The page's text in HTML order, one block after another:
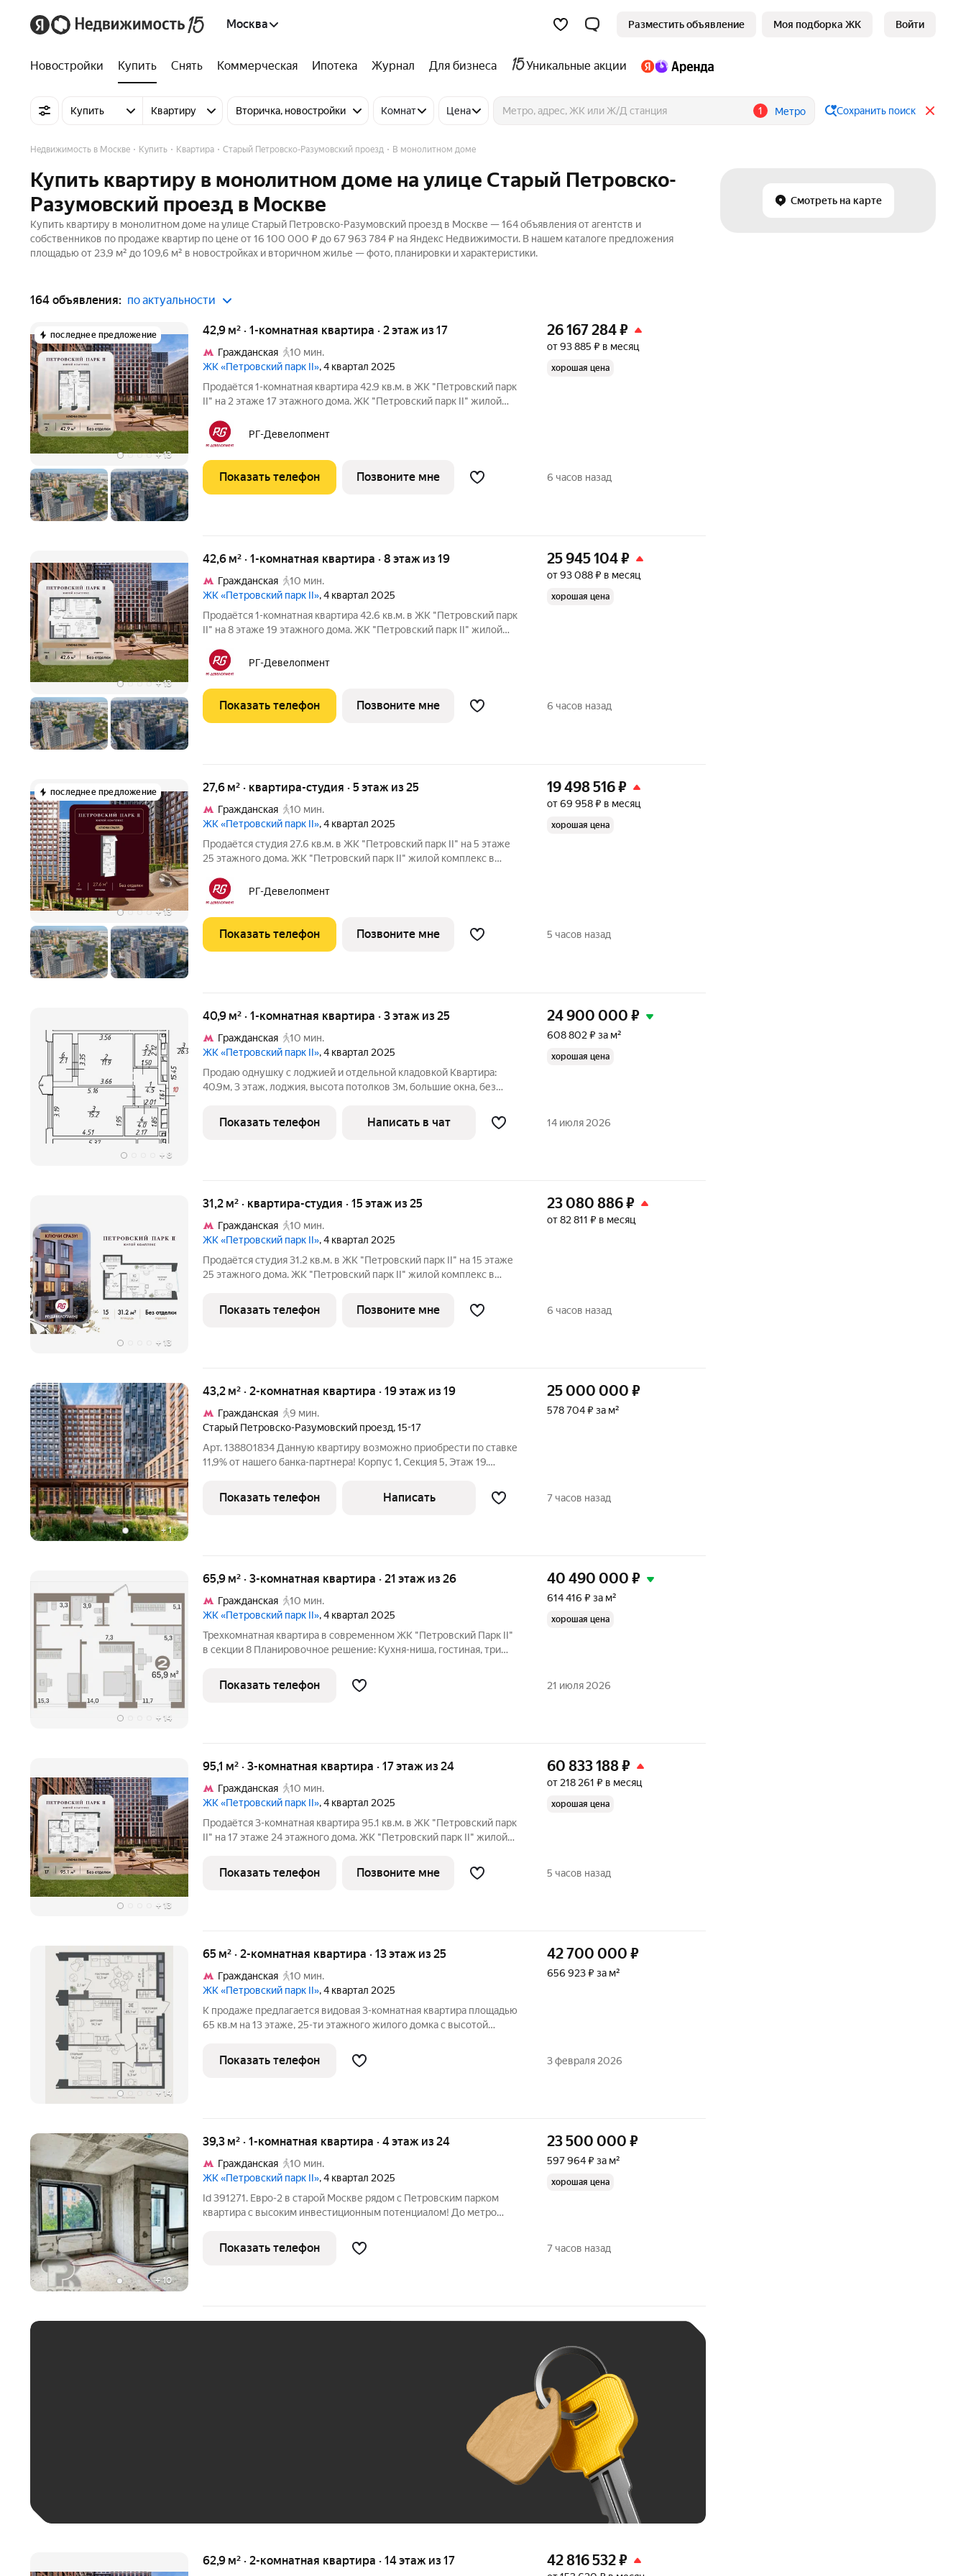
Москва Разместить объявление Моя подборка ЖК Войти
Новостройки Купить Снять Коммерческая Ипотека Журнал Для бизнеса Уникальные акции
Купить Квартиру Вторичка, новостройки Комнат Цена 1 Метро Сохранить поиск
Смотреть на карте
Недвижимость в Москве Купить Квартира Старый Петровско-Разумовский проезд В монолитном доме
Купить квартиру в монолитном доме на улице Старый Петровско-
Разумовский проезд в Москве
Купить квартиру в монолитном доме на улице Старый Петровско-Разумовский проезд в Москве — 164 объявления от агентств и
собственников по продаже квартир по цене от 16 100 000 ₽ до 67 963 784 ₽ на Яндекс Недвижимости. В нашем каталоге предложения
площадью от 23,9 м² до 109,6 м² в новостройках и вторичном жилье — фото, планировки и характеристики.
164 объявления: по актуальности
последнее предложение
+13
42,9 м² · 1-комнатная квартира · 2 этаж из 17
Гражданская
10 мин.
ЖК «Петровский парк II», 4 квартал 2025
Продаётся 1-комнатная квартира 42.9 кв.м. в ЖК "Петровский парк
II" на 2 этаже 17 этажного дома. ЖК "Петровский парк II" жилой
Здесь история и масштаб Москвы не давят, а задают фон для
РГ-Девелопмент
26 167 284₽
от 93 885 ₽ в месяц
хорошая цена
Показать телефон Позвоните мне 6 часов назад
+13
42,6 м² · 1-комнатная квартира · 8 этаж из 19
Гражданская
10 мин.
ЖК «Петровский парк II», 4 квартал 2025
Продаётся 1-комнатная квартира 42.6 кв.м. в ЖК "Петровский парк
II" на 8 этаже 19 этажного дома. ЖК "Петровский парк II" жилой
Здесь история и масштаб Москвы не давят, а задают фон для
РГ-Девелопмент
25 945 104₽
от 93 088 ₽ в месяц
хорошая цена
Показать телефон Позвоните мне 6 часов назад
последнее предложение
+13
27,6 м² · квартира-студия · 5 этаж из 25
Гражданская
10 мин.
ЖК «Петровский парк II», 4 квартал 2025
Продаётся студия 27.6 кв.м. в ЖК "Петровский парк II" на 5 этаже
25 этажного дома. ЖК "Петровский парк II" жилой комплекс в
масштаб Москвы не давят, а задают фон для спокойной, уверенной
РГ-Девелопмент
19 498 516₽
от 69 958 ₽ в месяц
хорошая цена
Показать телефон Позвоните мне 5 часов назад
+ 8
40,9 м² · 1-комнатная квартира · 3 этаж из 25
Гражданская
10 мин.
ЖК «Петровский парк II», 4 квартал 2025
Продаю однушку с лоджией и отдельной кладовкой Квартира:
40.9м, 3 этаж, лоджия, высота потолков 3м, большие окна, без
кладовка на этаже Документы: - куплена по ДДУ не в кредит -
один
24 900 000 ₽
608 802 ₽ за м²
хорошая цена
Показать телефон Написать в чат 14 июля 2026
+ 13
31,2 м² · квартира-студия · 15 этаж из 25
Гражданская
10 мин.
ЖК «Петровский парк II», 4 квартал 2025
Продаётся студия 31.2 кв.м. в ЖК "Петровский парк II" на 15 этаже
25 этажного дома. ЖК "Петровский парк II" жилой комплекс в
масштаб Москвы не давят, а задают фон для спокойной,
23 080 886₽
от 82 811 ₽ в месяц
Показать телефон Позвоните мне 6 часов назад
+1
43,2 м² · 2-комнатная квартира · 19 этаж из 19
Гражданская
9 мин.
Старый Петровско-Разумовский проезд,15-17
Арт. 138801834 Данную квартиру возможно приобрести по ставке
11,9% от нашего банка-партнера! Корпус 1, Секция 5, Этаж 19.
смотрите на историческую Москву с высоты птичьего полета.
Всего в
25 000 000 ₽
578 704 ₽ за м²
Показать телефон Написать 7 часов назад
+ 14
65,9 м² · 3-комнатная квартира · 21 этаж из 26
Гражданская
10 мин.
ЖК «Петровский парк II», 4 квартал 2025
Трехкомнатная квартира в современном ЖК "Петровский Парк II"
в секции 8 Планировочное решение: Кухня-ниша, гостиная, три
требует ремонта, вы можете ее полностью обустроить под себя!
Видовая
40 490 000 ₽
614 416 ₽ за м²
хорошая цена
Показать телефон 21 июля 2026
+ 13
95,1 м² · 3-комнатная квартира · 17 этаж из 24
Гражданская
10 мин.
ЖК «Петровский парк II», 4 квартал 2025
Продаётся 3-комнатная квартира 95.1 кв.м. в ЖК "Петровский парк
II" на 17 этаже 24 этажного дома. ЖК "Петровский парк II" жилой
Здесь история и масштаб Москвы не давят, а задают фон для
60 833 188₽
от 218 261 ₽ в месяц
хорошая цена
Показать телефон Позвоните мне 5 часов назад
+ 14
65 м² · 2-комнатная квартира · 13 этаж из 25
Гражданская
10 мин.
ЖК «Петровский парк II», 4 квартал 2025
К продаже предлагается видовая 3-комнатная квартира площадью
65 кв.м на 13 этаже, 25-ти этажного жилого домка с высотой
парк II» (.САО, район Савеловский) . Собственник: юр. лицо. ЖК
42 700 000 ₽
656 923 ₽ за м²
Показать телефон 3 февраля 2026
+10
39,3 м² · 1-комнатная квартира · 4 этаж из 24
Гражданская
10 мин.
ЖК «Петровский парк II», 4 квартал 2025
Id 391271. Евро-2 в старой Москве рядом с Петровским парком
квартира с высоким инвестиционным потенциалом! До метро
Быстрый выезд на ТТК и удобная транспортная доступность.
Современный
23 500 000 ₽
597 964 ₽ за м²
хорошая цена
Показать телефон 7 часов назад
62,9 м² · 2-комнатная квартира · 14 этаж из 17 42 816 532₽